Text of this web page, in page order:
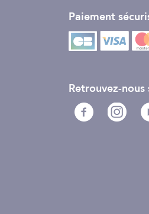
Paiement
Retrouvez-